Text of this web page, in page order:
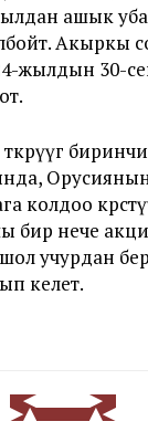
ашык
Акыркы
жылдын 30-
колдоо
бир нече
учурдан
келет.